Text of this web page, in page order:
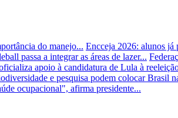
do manejo... Encceja 2026: alunos já
passa a integrar as áreas de lazer...
apoio à candidatura de Lula à
e pesquisa podem colocar Brasil
ocupacional", afirma presidente...